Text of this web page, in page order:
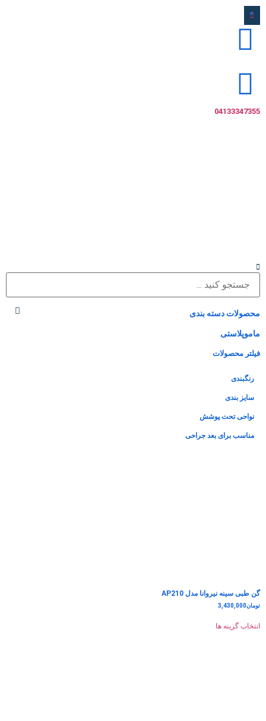
0
04133347355
محصولات دسته بندی
ماموپلاستی
فیلتر محصولات
رنگبندی
سایز بندی
نواحی تحت پوشش
مناسب برای بعد جراحی
گن طبی سینه نیروانا مدل AP210
تومان3,430,000
انتخاب گزینه ها